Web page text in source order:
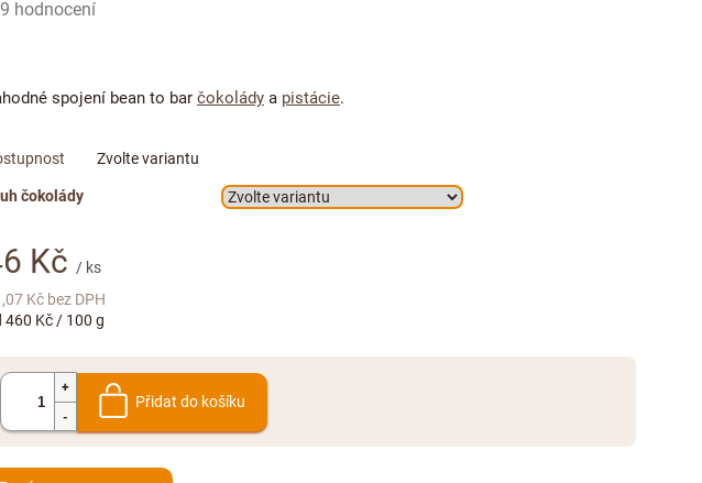
Průměrné
9 hodnocení
Kč / ks
Kč bez DPH
460 Kč / 100 g
Zvolte variantu
čokolády
Přidat do košíku
spojení bean to bar čokolády a pistácie.